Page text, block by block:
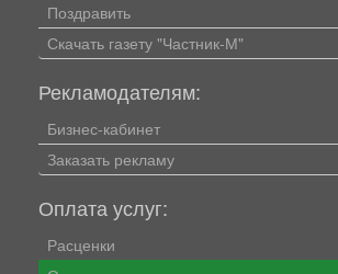
Поздравить
Скачать газету "Частник-М"
Рекламодателям:
Бизнес-кабинет
Заказать рекламу
Оплата услуг:
Расценки